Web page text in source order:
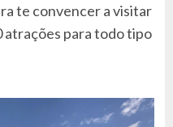
te convencer a visitar
atrações para todo tipo